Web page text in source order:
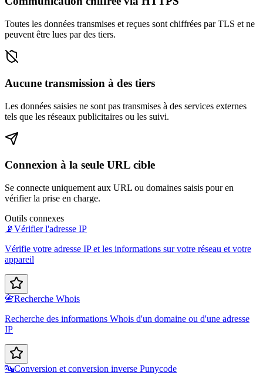
Toutes les données transmises et reçues sont chiffrées par TLS et ne
peuvent être lues par des tiers.
Aucune transmission à des tiers
Les données saisies ne sont pas transmises à des services externes
tels que les réseaux publicitaires ou les suivi.
Connexion à la seule URL cible
Se connecte uniquement aux URL ou domaines saisis pour en
vérifier la prise en charge.
Outils connexes
📡Vérifier l'adresse IP
Vérifie votre adresse IP et les informations sur votre réseau et votre
appareil
📇Recherche Whois
Recherche des informations Whois d'un domaine ou d'une adresse
IP
🔤Conversion et conversion inverse Punycode